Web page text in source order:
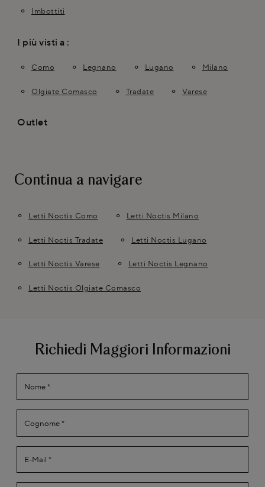
Imbottiti
I più visti a :
Como Legnano Lugano Milano
Olgiate Comasco Tradate Varese
Outlet
Continua a navigare
Letti Noctis Como Letti Noctis Milano
Letti Noctis Tradate Letti Noctis Lugano
Letti Noctis Varese Letti Noctis Legnano
Letti Noctis Olgiate Comasco
Richiedi Maggiori Informazioni